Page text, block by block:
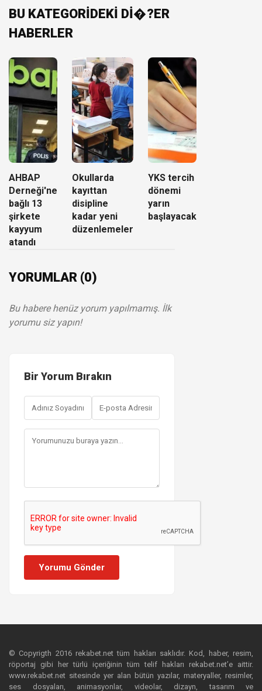
BU KATEGORİDEKİ Dİ�?ER
HABERLER
AHBAP
Derneği'ne
bağlı 13
şirkete
kayyum
atandı
Okullarda
kayıttan
disipline
kadar yeni
düzenlemeler
YKS tercih
dönemi
yarın
başlayacak
YORUMLAR (0)
Bu habere henüz yorum yapılmamış. İlk
yorumu siz yapın!
Bir Yorum Bırakın
Yorumu Gönder
© Copyrigth 2016 rekabet.net tüm hakları saklıdır. Kod, haber, resim,
röportaj gibi her türlü içeriğinin tüm telif hakları rekabet.net’e aittir.
www.rekabet.net sitesinde yer alan bütün yazılar, materyaller, resimler,
ses dosyaları, animasyonlar, videolar, dizayn, tasarım ve